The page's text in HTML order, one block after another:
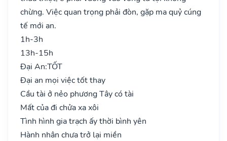
chừng. Việc quan trọng phải đòn, gặp ma quỷ cúng
tế mới an.
1h-3h
13h-15h
Đại An:TỐT
Đại an mọi việc tốt thay
Cầu tài ở nẻo phương Tây có tài
Mất của đi chửa xa xôi
Tình hình gia trạch ấy thời bình yên
Hành nhân chưa trở lại miền